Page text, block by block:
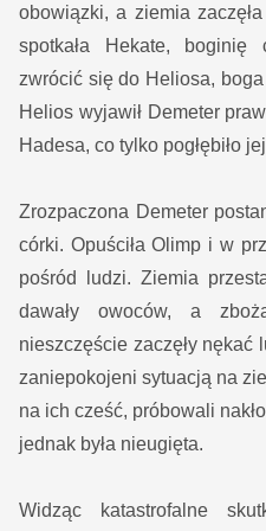
obowiązki, a ziemia
spotkała Hekate, boginię
zwrócić się do Heliosa,
Helios wyjawił Demeter
Hadesa, co tylko pogłębiło
Zrozpaczona Demeter
córki. Opuściła Olimp i w
pośród ludzi. Ziemia
dawały owoców, a
nieszczęście zaczęły nękać
zaniepokojeni sytuacją na
na ich cześć, próbowali
jednak była nieugięta.
Widząc katastrofalne